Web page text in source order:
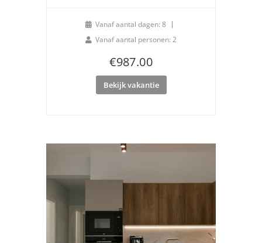
Vanaf aantal dagen: 8
Vanaf aantal personen: 2
€987.00
Bekijk vakantie